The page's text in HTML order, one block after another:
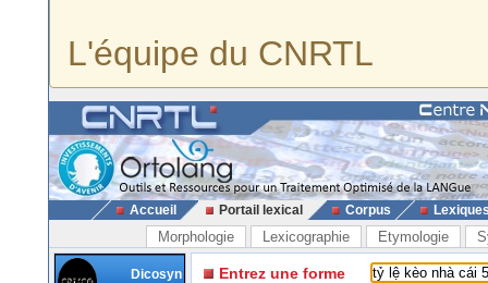
L'équipe du CNRTL
Accueil Portail lexical Corpus
Morphologie Lexicographie Etymologie
Dicosyn
Entrez une forme